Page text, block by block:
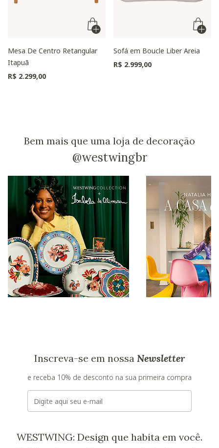
Mesa De Centro Retangular
Itapuã
R$ 2.299,00
Sofá em Boucle Liber Areia
R$ 2.999,00
Bem mais que uma loja de decoração
@westwingbr
Inscreva-se em nossa Newsletter
e receba 10% de desconto na sua primeira compra
E-mail
WESTWING: Design que habita em você.